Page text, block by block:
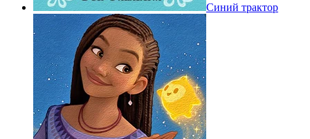
Синий трактор